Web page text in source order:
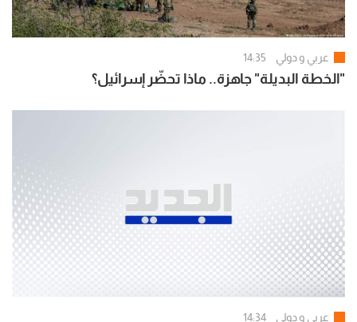
عربي و دولي 14:35
"الخطة البديلة" جاهزة.. ماذا تحضّر إسرائيل؟
عربي و دولي 14:34